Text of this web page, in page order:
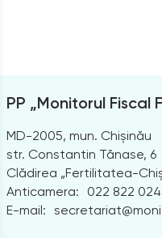
PP „Monitorul Fiscal
MD-2005, mun. Chișinău
str. Constantin Tănase, 6
Clădirea „Fertilitatea-
Anticamera:
022 822 024
E-mail: